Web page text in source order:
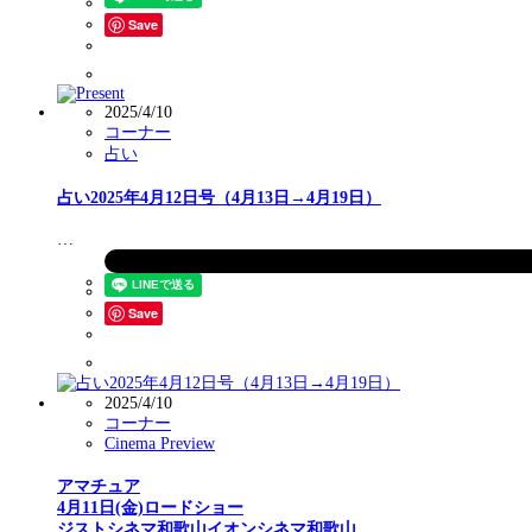
Save
2025/4/10
コーナー
占い
占い2025年4月12日号（4月13日→4月19日）
…
Save
2025/4/10
コーナー
Cinema Preview
アマチュア
4月11日(金)ロードショー